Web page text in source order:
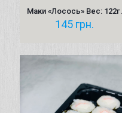
Маки «Лосось» Вес: 122г.
145 грн.